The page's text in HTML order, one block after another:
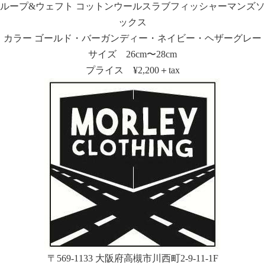
ループ&ウェフト コットンウールスラブフィッシャーマンズソ
ックス
カラー ゴールド・バーガンディー・ネイビー・ヘザーグレー
サイズ 26cm〜28cm
プライス ¥2,200＋tax
〒569-1133 大阪府高槻市川西町2-9-11-1F